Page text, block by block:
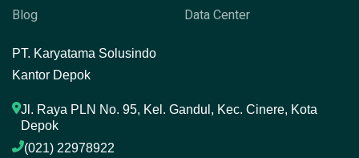
Blog
Data Center
PT. Karyatama Solusindo
Kantor Depok
Jl. Raya PLN No. 95, Kel. Gandul, Kec. Cinere, Kota
Depok
(021) 22978922